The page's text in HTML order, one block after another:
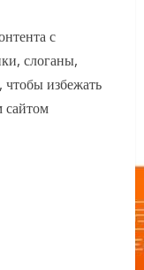
с
слоганы,
избежать
сайтом